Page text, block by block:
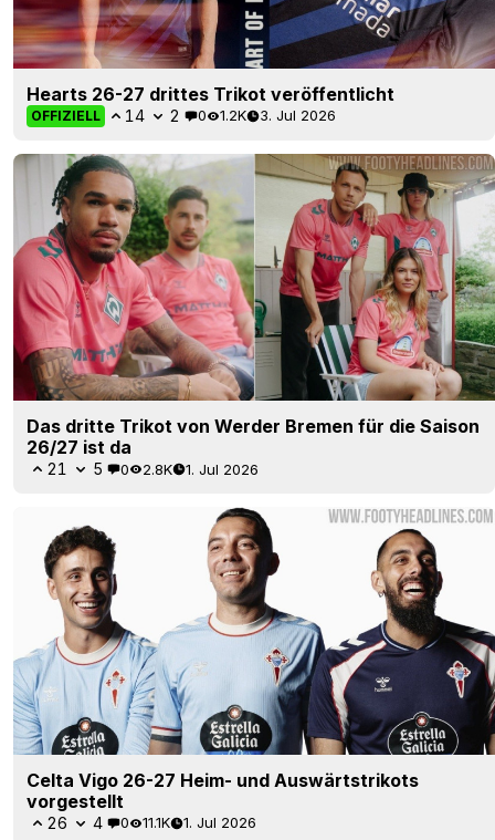
Hearts 26-27 drittes Trikot veröffentlicht
OFFIZIELL 14 2 0 1.2K 3. Jul 2026
Das dritte Trikot von Werder Bremen für die Saison
26/27 ist da
21 5 0 2.8K 1. Jul 2026
Celta Vigo 26-27 Heim- und Auswärtstrikots
vorgestellt
26 4 0 11.1K 1. Jul 2026